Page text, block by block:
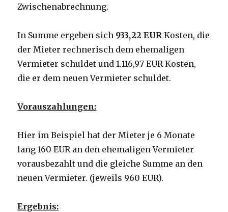
Zwischenabrechnung.
In Summe ergeben sich 933,22 EUR Kosten, die
der Mieter rechnerisch dem ehemaligen
Vermieter schuldet und 1.116,97 EUR Kosten,
die er dem neuen Vermieter schuldet.
Vorauszahlungen:
Hier im Beispiel hat der Mieter je 6 Monate
lang 160 EUR an den ehemaligen Vermieter
vorausbezahlt und die gleiche Summe an den
neuen Vermieter. (jeweils 960 EUR).
Ergebnis: